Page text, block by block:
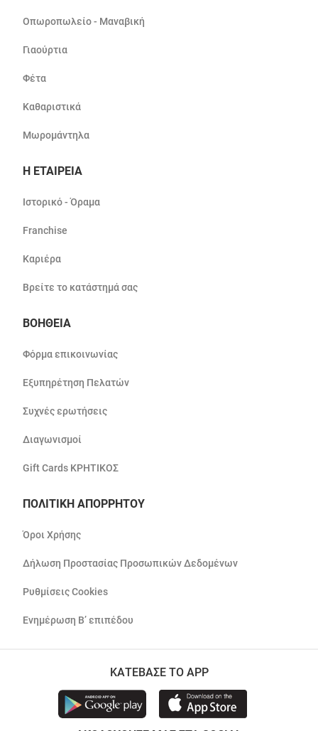
Οπωροπωλείο - Μαναβική
Γιαούρτια
Φέτα
Καθαριστικά
Μωρομάντηλα
Η ΕΤΑΙΡΕΙΑ
Ιστορικό - Όραμα
Franchise
Καριέρα
Βρείτε το κατάστημά σας
ΒΟΗΘΕΙΑ
Φόρμα επικοινωνίας
Εξυπηρέτηση Πελατών
Συχνές ερωτήσεις
Διαγωνισμοί
Gift Cards ΚΡΗΤΙΚΟΣ
ΠΟΛΙΤΙΚΗ ΑΠΟΡΡΗΤΟΥ
Όροι Χρήσης
Δήλωση Προστασίας Προσωπικών Δεδομένων
Ρυθμίσεις Cookies
Ενημέρωση Β’ επιπέδου
ΚΑΤΕΒΑΣΕ ΤΟ APP